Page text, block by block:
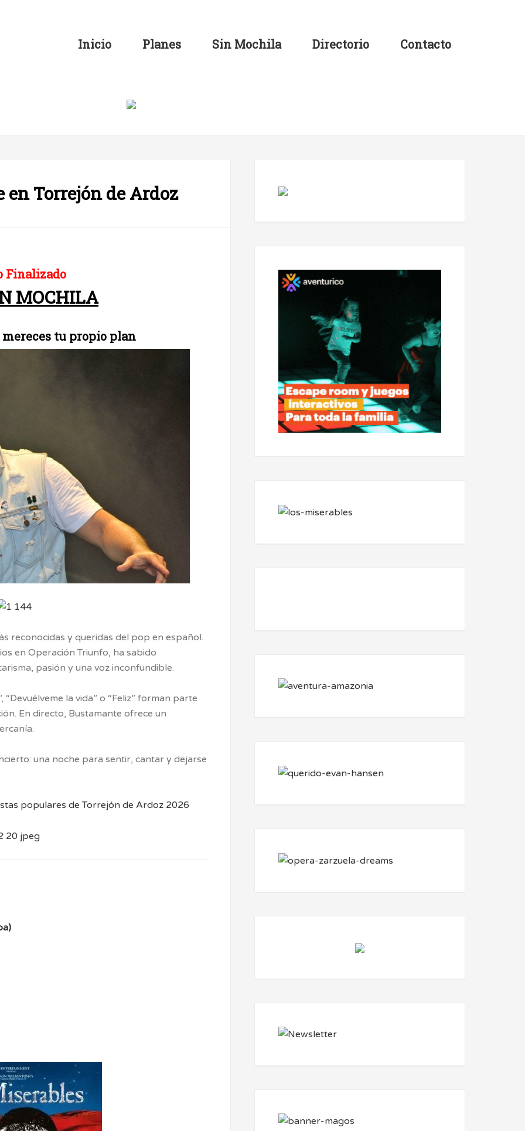
Inicio Planes Sin Mochila Directorio Contacto
Torrejón de Ardoz
Finalizado
MOCHILA
tu propio plan
reconocidas y queridas del pop en español.
en Operación Triunfo, ha sabido
pasión y una voz inconfundible.
la vida” o “Feliz” forman parte
En directo, Bustamante ofrece un
una noche para sentir, cantar y dejarse
populares de Torrejón de Ardoz 2026